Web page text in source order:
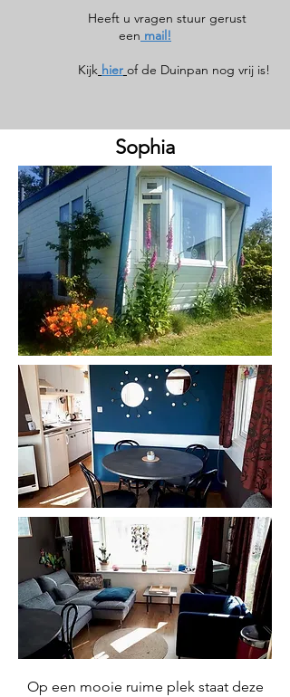
Heeft u vragen stuur gerust
een mail!
Kijk hier of de Duinpan nog vrij is!
Sophia
Op een mooie ruime plek staat deze